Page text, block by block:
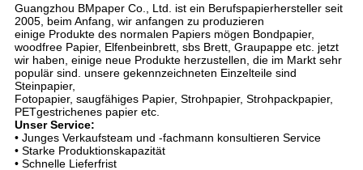
Guangzhou BMpaper Co., Ltd. ist ein Berufspapierhersteller seit
2005, beim Anfang, wir anfangen zu produzieren
einige Produkte des normalen Papiers mögen Bondpapier,
woodfree Papier, Elfenbeinbrett, sbs Brett, Graupappe etc. jetzt
wir haben, einige neue Produkte herzustellen, die im Markt sehr
populär sind. unsere gekennzeichneten Einzelteile sind
Steinpapier,
Fotopapier, saugfähiges Papier, Strohpapier, Strohpackpapier,
PETgestrichenes papier etc.
Unser Service:
• Junges Verkaufsteam und -fachmann konsultieren Service
• Starke Produktionskapazität
• Schnelle Lieferfrist